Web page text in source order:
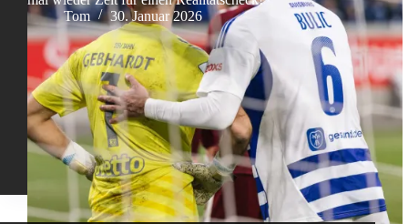
Tom
30. Januar 2026